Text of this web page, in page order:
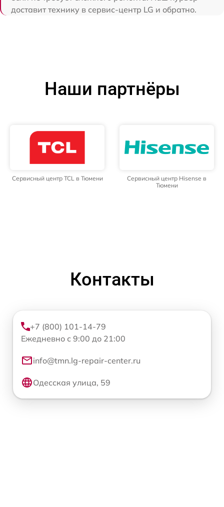
доставит технику в сервис-центр LG и обратно.
Наши партнёры
Сервисный центр TCL в Тюмени
Сервисный центр Hisense в
Тюмени
Контакты
+7 (800) 101-14-79
Ежедневно с 9:00 до 21:00
info@tmn.lg-repair-center.ru
Одесская улица, 59